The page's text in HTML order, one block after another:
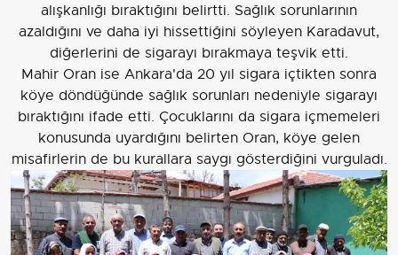
alışkanlığı bıraktığını belirtti. Sağlık sorunlarının
azaldığını ve daha iyi hissettiğini söyleyen Karadavut,
diğerlerini de sigarayı bırakmaya teşvik etti.
Mahir Oran ise Ankara'da 20 yıl sigara içtikten sonra
köye döndüğünde sağlık sorunları nedeniyle sigarayı
bıraktığını ifade etti. Çocuklarını da sigara içmemeleri
konusunda uyardığını belirten Oran, köye gelen
misafirlerin de bu kurallara saygı gösterdiğini vurguladı.